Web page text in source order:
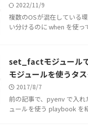
2022/11/9
複数のOSが混在している
い分けるのに when を使
set_factモジュール
モジュールを使うタ
2017/8/7
前の記事で、pyenv で入
ュールを使う playbook を